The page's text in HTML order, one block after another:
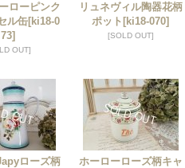
ローピンク
ル缶[ki18-0
73]
OUT]
リュネヴィル陶器花柄
ポット [ki18-070]
[SOLD OUT]
ローズ柄
ホーローローズ柄キャ